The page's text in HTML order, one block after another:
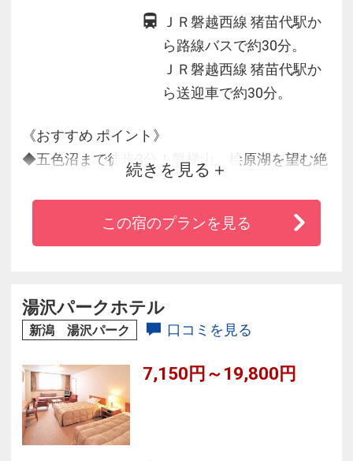
ＪＲ磐越西線 猪苗代駅か
ら路線バスで約30分。
ＪＲ磐越西線 猪苗代駅か
ら送迎車で約30分。
《おすすめ ポイント》
◆五色沼まで徒歩3分！磐梯山、桧原湖を望む絶
景のロケーション
◆裏磐梯エリア唯一の自噴式源泉100％掛け流し
ティ
続きを見る
この宿のプランを見る
湯沢パークホテル
新潟 湯沢パーク 口コミを見る
7,150円～19,800円